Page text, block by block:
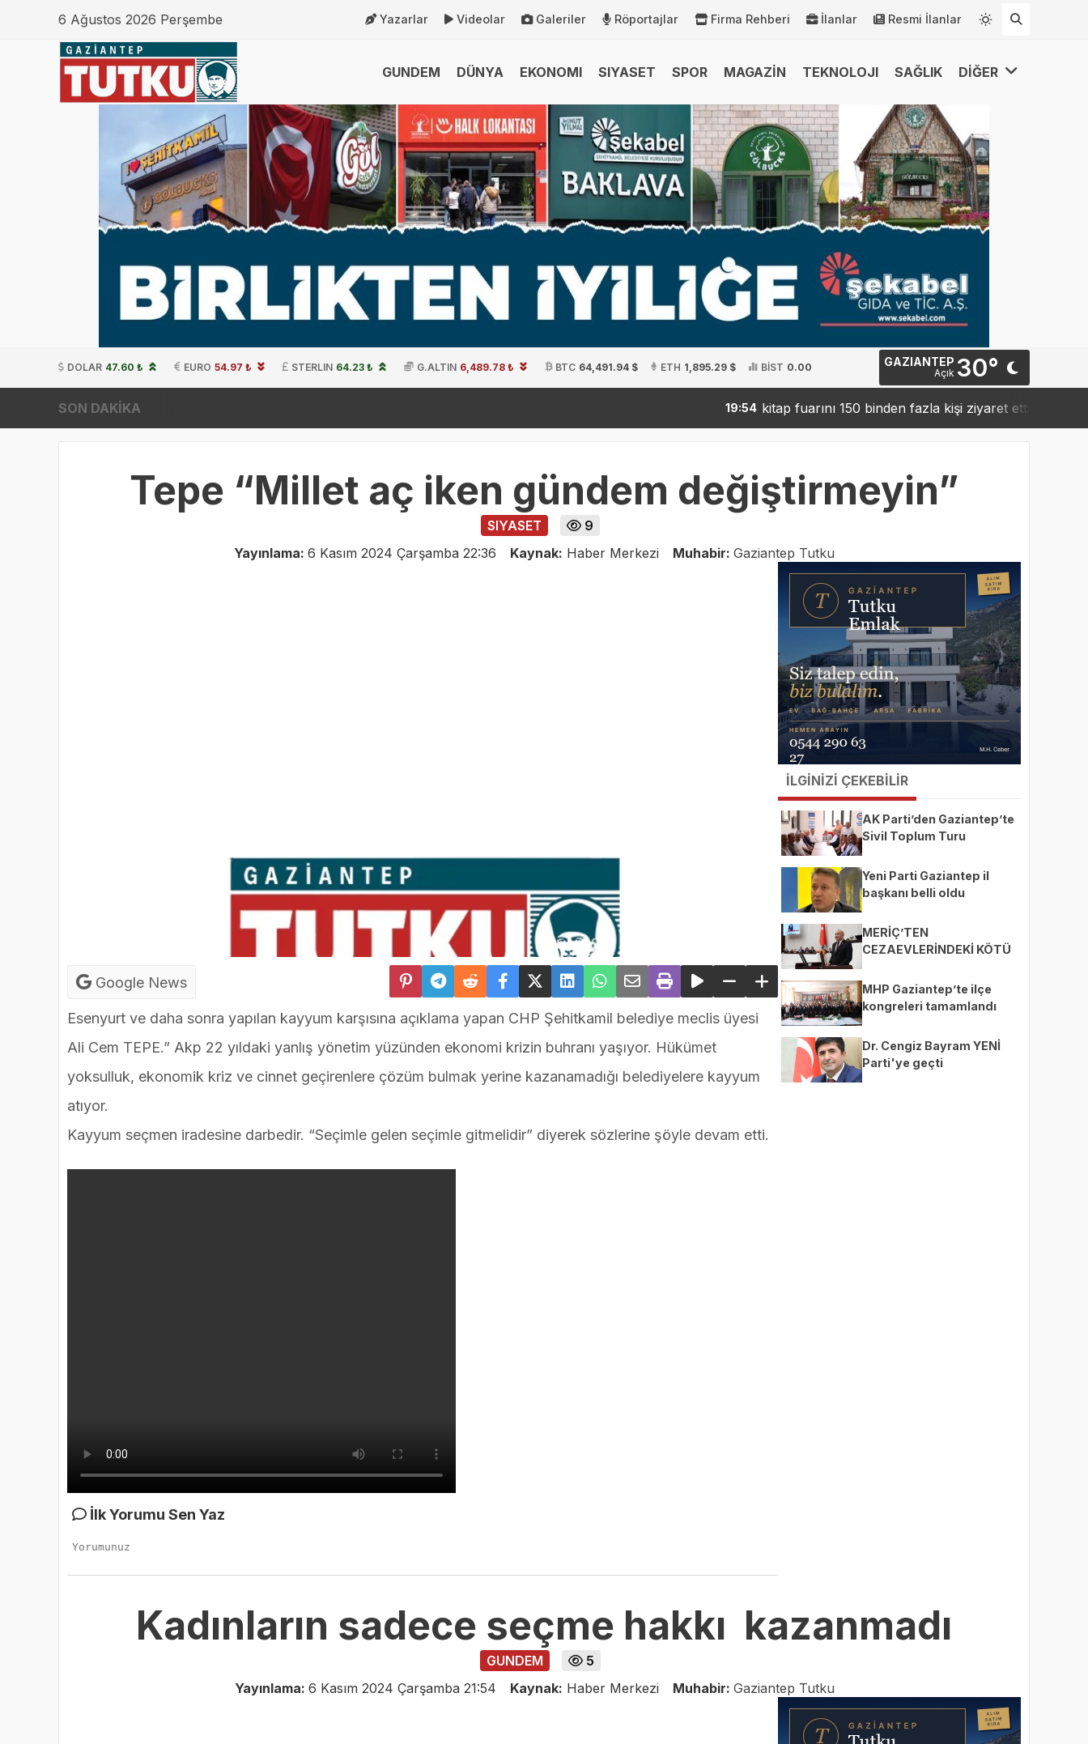
6 Ağustos 2026 Perşembe Yazarlar Videolar Galeriler Röportajlar Firma Rehberi İlanlar Resmi İlanlar
GUNDEM DÜNYA EKONOMI SIYASET SPOR MAGAZİN TEKNOLOJI SAĞLIK DİĞER
DOLAR 47.60 ₺ EURO 54.97 ₺ STERLIN 64.23 ₺ G.ALTIN 6,489.78 ₺ BTC 64,491.94 $ ETH 1,895.29 $ BİST 0.00 GAZIANTEP
Açık 30°
SON DAKİKA kitap fuarını 150 binden fazla kişi ziyaret etti 19:42
Tepe “Millet aç iken gündem değiştirmeyin”
SIYASET
9
Yayınlama: 6 Kasım 2024 Çarşamba 22:36 Kaynak: Haber Merkezi Muhabir: Gaziantep Tutku
Google News
Esenyurt ve daha sonra yapılan kayyum karşısına açıklama yapan CHP Şehitkamil belediye meclis üyesi
Ali Cem TEPE.” Akp 22 yıldaki yanlış yönetim yüzünden ekonomi krizin buhranı yaşıyor. Hükümet
yoksulluk, ekonomik kriz ve cinnet geçirenlere çözüm bulmak yerine kazanamadığı belediyelere kayyum
atıyor.
Kayyum seçmen iradesine darbedir. “Seçimle gelen seçimle gitmelidir” diyerek sözlerine şöyle devam etti.
İlk Yorumu Sen Yaz
İLGİNİZİ ÇEKEBİLİR
AK Parti’den Gaziantep’te
Sivil Toplum Turu
Yeni Parti Gaziantep il
başkanı belli oldu
MERİÇ’TEN
CEZAEVLERİNDEKİ KÖTÜ
ÖNERGESİ
MHP Gaziantep’te ilçe
kongreleri tamamlandı
Dr. Cengiz Bayram YENİ
Parti'ye geçti
Kadınların sadece seçme hakkı kazanmadı
GUNDEM
5
Yayınlama: 6 Kasım 2024 Çarşamba 21:54 Kaynak: Haber Merkezi Muhabir: Gaziantep Tutku